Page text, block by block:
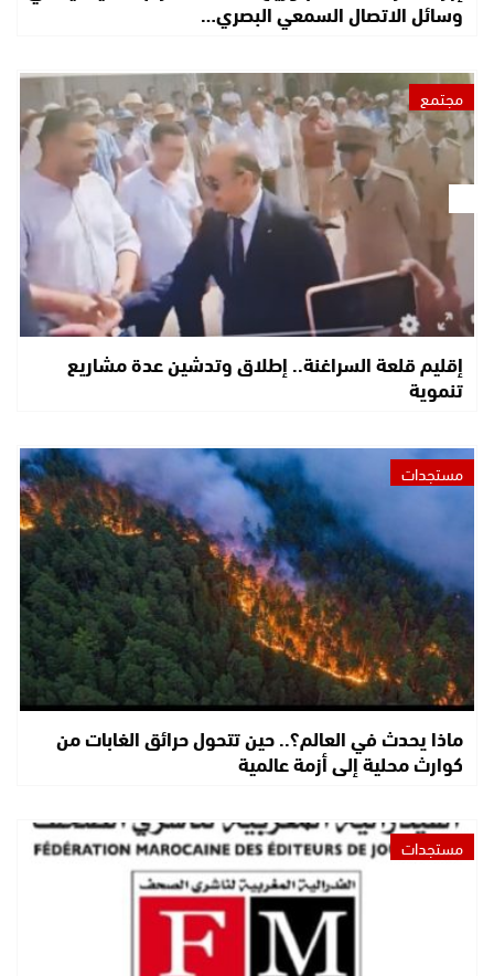
وسائل الاتصال السمعي البصري…
مجتمع
إقليم قلعة السراغنة.. إطلاق وتدشين عدة مشاريع
تنموية
مستجدات
ماذا يحدث في العالم؟.. حين تتحول حرائق الغابات من
كوارث محلية إلى أزمة عالمية
مستجدات